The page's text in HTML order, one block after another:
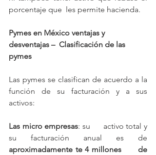
porcentaje que  les permite hacienda.
Pymes en México ventajas y
desventajas –  Clasificación de las
pymes
Las pymes se clasifican de acuerdo a la
función de su facturación y a sus
activos:
Las micro empresas: su      activo total y
aproximadamente te 4 millones      de